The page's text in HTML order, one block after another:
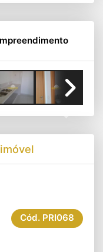
Cód. PRI068